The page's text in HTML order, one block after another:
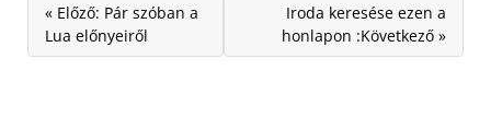
« Előző: Pár szóban a
Lua előnyeiről
Iroda keresése ezen a
honlapon :Következő »